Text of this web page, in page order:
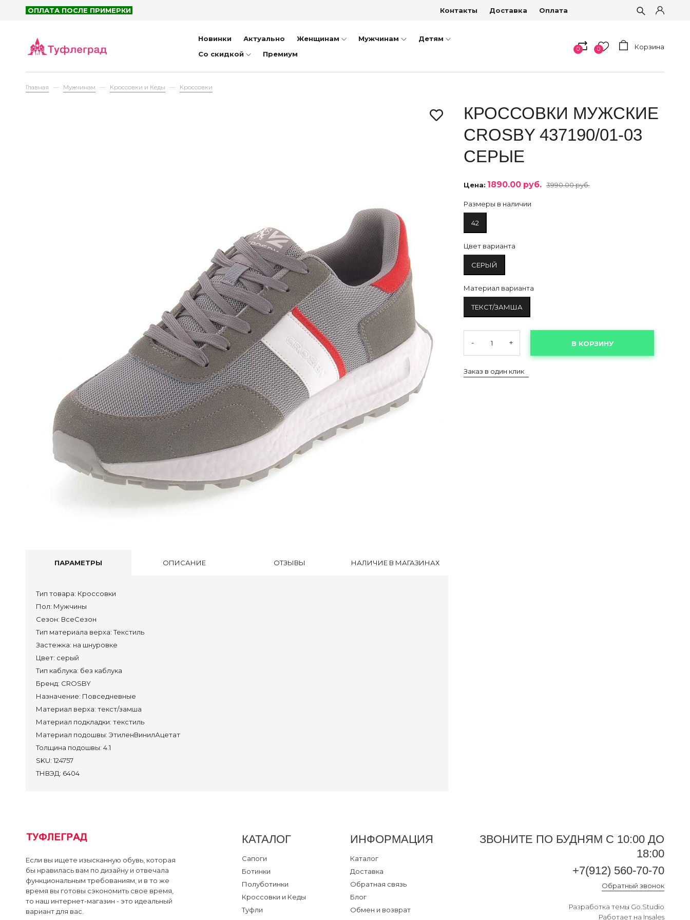
ОПЛАТА ПОСЛЕ ПРИМЕРКИ Контакты Доставка Оплата
Новинки Актуально Женщинам Мужчинам
Детям
Со скидкой
Премиум
0 0 Корзина
Главная Мужчинам Кроссовки и Кеды Кроссовки
ПАРАМЕТРЫ ОПИСАНИЕ ОТЗЫВЫ НАЛИЧИЕ В МАГАЗИНАХ
Тип товара: Кроссовки
Пол: Мужчины
Сезон: ВсеСезон
Тип материала верха: Текстиль
Застежка: на шнуровке
Цвет: серый
Тип каблука: без каблука
Бренд: CROSBY
Назначение: Повседневные
Материал верха: текст/замша
Материал подкладки: текстиль
Материал подошвы: ЭтиленВинилАцетат
Толщина подошвы: 4.1
SKU: 124757
ТНВЭД: 6404
КРОССОВКИ МУЖСКИЕ
CROSBY 437190/01-03
СЕРЫЕ
Цена: 1890.00 руб. 3990.00 руб.
Размеры в наличии
42
Цвет варианта
СЕРЫЙ
Материал варианта
ТЕКСТ/ЗАМША
- + В КОРЗИНУ
Заказ в один клик
Если вы ищете изысканную обувь, которая
бы нравилась вам по дизайну и отвечала
функциональным требованиям, и в то же
время вы готовы сэкономить свое время,
то наш интернет-магазин - это идеальный
вариант для вас.
КАТАЛОГ
Сапоги
Ботинки
Полуботинки
Кроссовки и Кеды
Туфли
ИНФОРМАЦИЯ
Каталог
Доставка
Обратная связь
Блог
Обмен и возврат
ЗВОНИТЕ ПО БУДНЯМ С 10:00 ДО
18:00
+7(912) 560-70-70
Обратный звонок
Разработка темы Go.Studio
Работает на Insales
Планшеты
Сумки
Сапоги
Ботинки
Полуботинки
Кроссовки и Кеды
Сандалии
Тапочки
Сумки
Со скидкой
Сапоги
Полуботинки
Туфли
Личный кабинет
Обратный звонок